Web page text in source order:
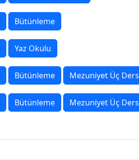
Bütünleme
Yaz Okulu
Bütünleme Mezuniyet Üç Ders
Bütünleme Mezuniyet Üç Ders